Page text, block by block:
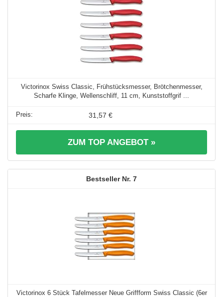
Victorinox Swiss Classic, Frühstücksmesser, Brötchenmesser,
Scharfe Klinge, Wellenschliff, 11 cm, Kunststoffgrif ...
31,57 €
ZUM TOP ANGEBOT »
7
Victorinox 6 Stück Tafelmesser Neue Griffform Swiss Classic (6er